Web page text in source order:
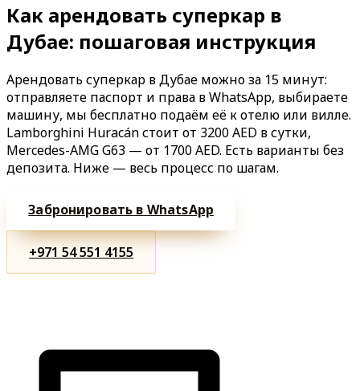
Как арендовать суперкар в
Дубае: пошаговая инструкция
Арендовать суперкар в Дубае можно за 15 минут:
отправляете паспорт и права в WhatsApp, выбираете
машину, мы бесплатно подаём её к отелю или вилле.
Lamborghini Huracán стоит от 3200 AED в сутки,
Mercedes-AMG G63 — от 1700 AED. Есть варианты без
депозита. Ниже — весь процесс по шагам.
Забронировать в WhatsApp
+971 54 551 4155